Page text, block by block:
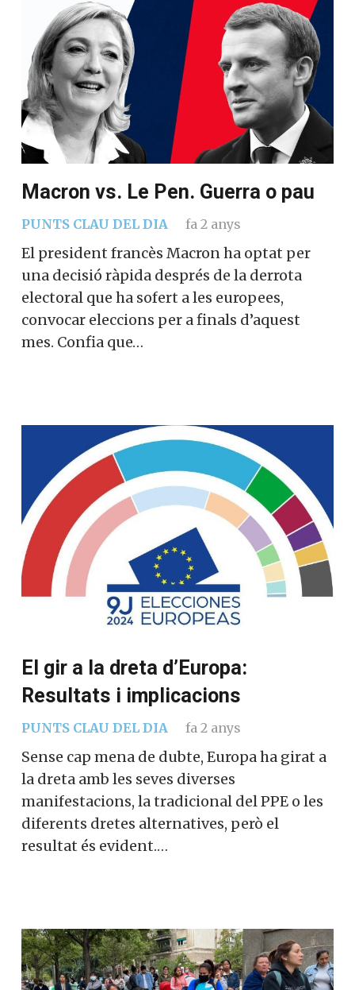
Macron vs. Le Pen. Guerra o pau
PUNTS CLAU DEL DIA fa 2 anys
El president francès Macron ha optat per
una decisió ràpida després de la derrota
electoral que ha sofert a les europees,
convocar eleccions per a finals d’aquest
mes. Confia que…
El gir a la dreta d’Europa:
Resultats i implicacions
PUNTS CLAU DEL DIA fa 2 anys
Sense cap mena de dubte, Europa ha girat a
la dreta amb les seves diverses
manifestacions, la tradicional del PPE o les
diferents dretes alternatives, però el
resultat és evident.…